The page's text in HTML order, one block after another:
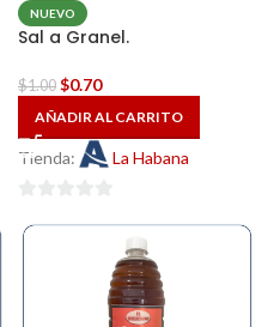
NUEVO
Sal a Granel.
$1.00 $0.70
AÑADIR AL CARRITO
Tienda: La Habana
de